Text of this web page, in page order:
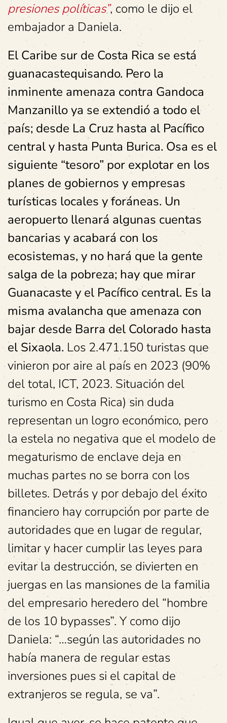
presiones políticas”, como le dijo el
embajador a Daniela.
El Caribe sur de Costa Rica se está
guanacastequisando. Pero la
inminente amenaza contra Gandoca
Manzanillo ya se extendió a todo el
país; desde La Cruz hasta al Pacífico
central y hasta Punta Burica. Osa es el
siguiente “tesoro” por explotar en los
planes de gobiernos y empresas
turísticas locales y foráneas. Un
aeropuerto llenará algunas cuentas
bancarias y acabará con los
ecosistemas, y no hará que la gente
salga de la pobreza; hay que mirar
Guanacaste y el Pacífico central. Es la
misma avalancha que amenaza con
bajar desde Barra del Colorado hasta
el Sixaola. Los 2.471.150 turistas que
vinieron por aire al país en 2023 (90%
del total, ICT, 2023. Situación del
turismo en Costa Rica) sin duda
representan un logro económico, pero
la estela no negativa que el modelo de
megaturismo de enclave deja en
muchas partes no se borra con los
billetes. Detrás y por debajo del éxito
financiero hay corrupción por parte de
autoridades que en lugar de regular,
limitar y hacer cumplir las leyes para
evitar la destrucción, se divierten en
juergas en las mansiones de la familia
del empresario heredero del “hombre
de los 10 bypasses”. Y como dijo
Daniela: “…según las autoridades no
había manera de regular estas
inversiones pues si el capital de
extranjeros se regula, se va”.